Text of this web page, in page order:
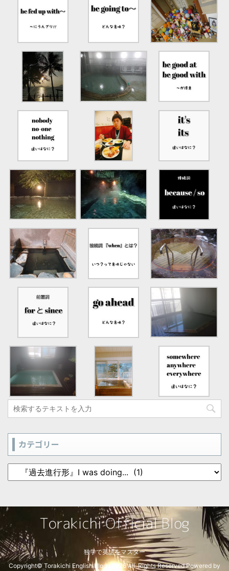
カテゴリー
独学で英語をマスター
Copyright© Torakichi English Blog , 2026 All Rights Reserved Powered by